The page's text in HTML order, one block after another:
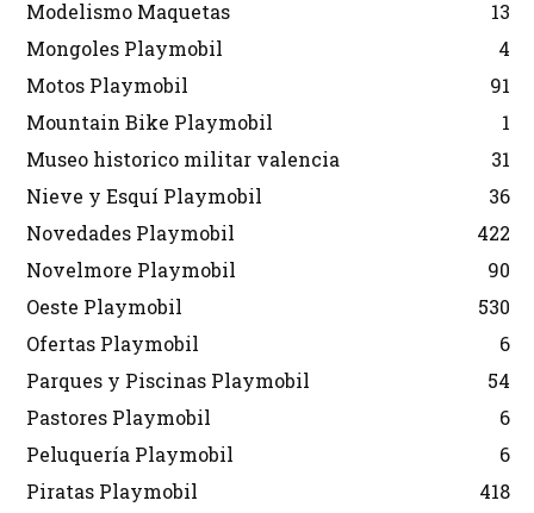
Modelismo Maquetas
13
Mongoles Playmobil
4
Motos Playmobil
91
Mountain Bike Playmobil
1
Museo historico militar valencia
31
Nieve y Esquí Playmobil
36
Novedades Playmobil
422
Novelmore Playmobil
90
Oeste Playmobil
530
Ofertas Playmobil
6
Parques y Piscinas Playmobil
54
Pastores Playmobil
6
Peluquería Playmobil
6
Piratas Playmobil
418